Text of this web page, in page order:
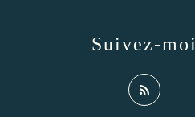
Suivez-moi